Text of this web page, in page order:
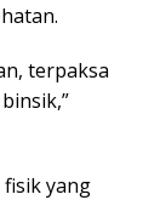
terpaksa
yang